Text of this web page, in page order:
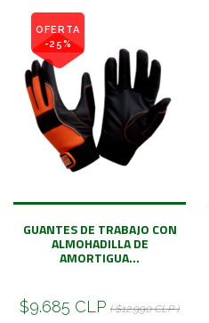
OFERTA
-25%
GUANTES DE TRABAJO CON
ALMOHADILLA DE
AMORTIGUA...
$9.685 CLP ( $12.990 CLP )